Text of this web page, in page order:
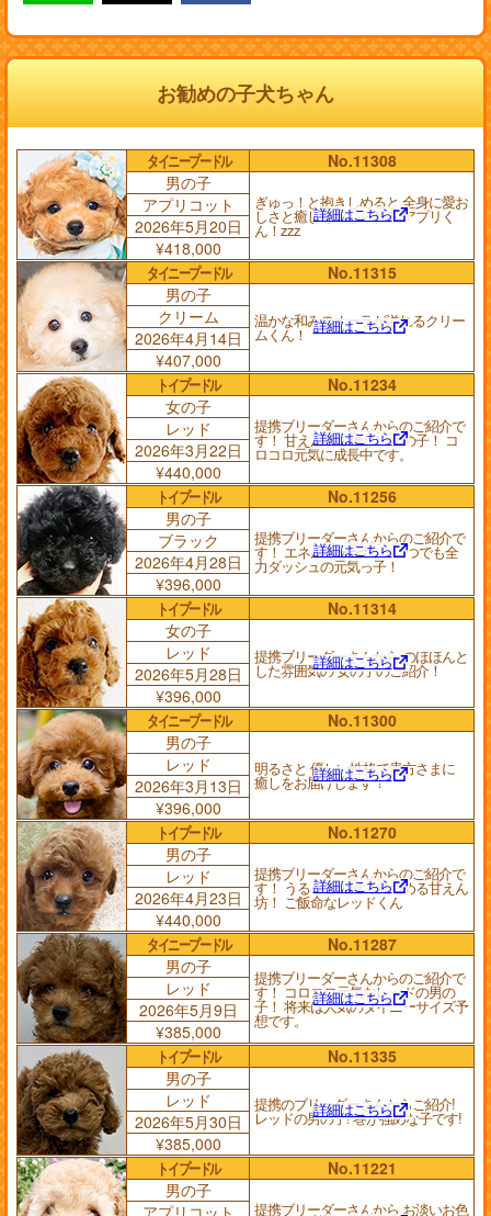
お勧めの子犬ちゃん
タイニープードル
No.11308
男の子
ぎゅっ！と抱きしめると 全身に愛お
しさと癒しを感じられる アプリく
ん！zzz
詳細はこちら
アプリコット
2026年5月20日
¥418,000
タイニープードル
No.11315
男の子
温かな和みのオーラが溢れるクリー
ムくん！ 詳細はこちら
クリーム
2026年4月14日
¥407,000
トイプードル
No.11234
女の子
提携ブリーダーさんからのご紹介で
す！ 甘えん坊で優しい女の子！ コ
ロコロ元気に成長中です。
詳細はこちら
レッド
2026年3月22日
¥440,000
トイプードル
No.11256
男の子
提携ブリーダーさんからのご紹介で
す！ エネルギー全快！ いつでも全
力ダッシュの元気っ子！
詳細はこちら
ブラック
2026年4月28日
¥396,000
トイプードル
No.11314
女の子
提携ブリーダーさんから のほほんと
した雰囲気の 女の子のご紹介！
詳細はこちら
レッド
2026年5月28日
¥396,000
タイニープードル
No.11300
男の子
明るさと 優しい性格で貴方さまに
癒しをお届けします！
詳細はこちら
レッド
2026年3月13日
¥396,000
トイプードル
No.11270
男の子
提携ブリーダーさんからのご紹介で
す！ うるうるの瞳で見つめる甘えん
坊！ ご飯命なレッドくん
詳細はこちら
レッド
2026年4月23日
¥440,000
タイニープードル
No.11287
男の子
提携ブリーダーさんからのご紹介で
す！ コロコロ元気なレッドの男の
子！ 将来は人気のタイニーサイズ予
想です。
詳細はこちら
レッド
2026年5月9日
¥385,000
トイプードル
No.11335
男の子
提携のブリーダーさんからご紹介!
レッドの男の子! 巻が強めな子です!
詳細はこちら
レッド
2026年5月30日
¥385,000
トイプードル
No.11221
男の子
提携ブリーダーさんから お淡いお色
アプリコット